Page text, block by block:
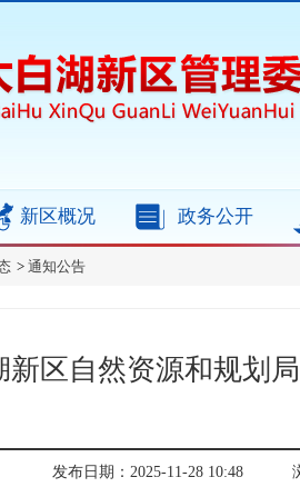
新区概况 政务公开
> 通知公告
新区自然资源和规划
发布日期：2025-11-28 10:48